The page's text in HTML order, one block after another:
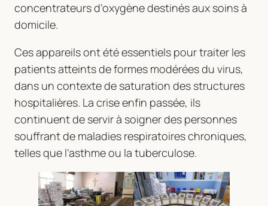
concentrateurs d’oxygène destinés aux soins à
domicile.
Ces appareils ont été essentiels pour traiter les
patients atteints de formes modérées du virus,
dans un contexte de saturation des structures
hospitalières. La crise enfin passée, ils
continuent de servir à soigner des personnes
souffrant de maladies respiratoires chroniques,
telles que l’asthme ou la tuberculose.